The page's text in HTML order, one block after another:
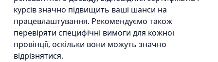
курсів значно підвищить ваші шанси на
працевлаштування. Рекомендуємо також
перевіряти специфічні вимоги для кожної
провінції, оскільки вони можуть значно
відрізнятися.